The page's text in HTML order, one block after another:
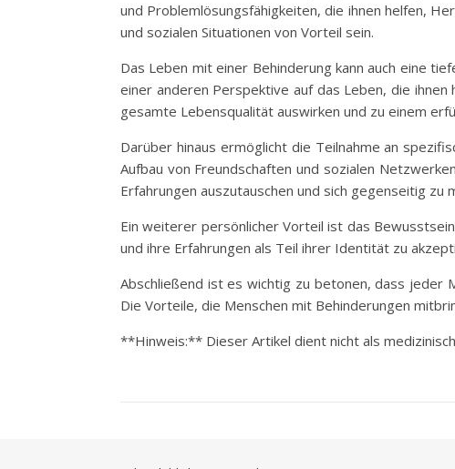
und Problemlösungsfähigkeiten, die ihnen helfen,
und sozialen Situationen von Vorteil sein.
Das Leben mit einer Behinderung kann auch eine
einer anderen Perspektive auf das Leben, die
gesamte Lebensqualität auswirken und zu einem
Darüber hinaus ermöglicht die Teilnahme an
Aufbau von Freundschaften und sozialen
Erfahrungen auszutauschen und sich gegenseitig zu
Ein weiterer persönlicher Vorteil ist das
und ihre Erfahrungen als Teil ihrer Identität zu
Abschließend ist es wichtig zu betonen, dass jeder
Die Vorteile, die Menschen mit Behinderungen
**Hinweis:** Dieser Artikel dient nicht als